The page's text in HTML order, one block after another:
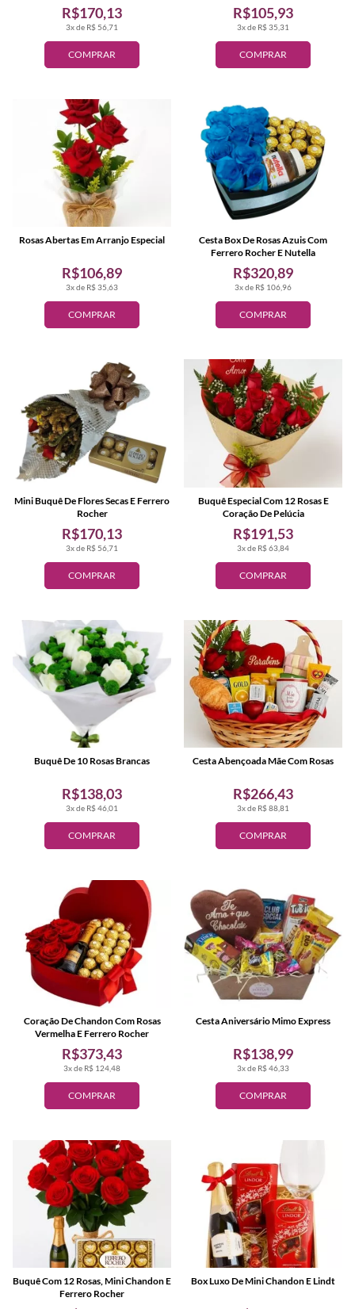
COMPRAR
3x de R$ 56,71
R$170,13
COMPRAR
3x de R$ 35,31
R$105,93
COMPRAR
3x de R$ 35,63
R$106,89
Rosas Abertas Em Arranjo Especial
COMPRAR
3x de R$ 106,96
R$320,89
Cesta Box De Rosas Azuis Com
Ferrero Rocher E Nutella
COMPRAR
3x de R$ 56,71
R$170,13
Mini Buquê De Flores Secas E Ferrero
Rocher
COMPRAR
3x de R$ 63,84
R$191,53
Buquê Especial Com 12 Rosas E
Coração De Pelúcia
COMPRAR
3x de R$ 46,01
R$138,03
Buquê De 10 Rosas Brancas
COMPRAR
3x de R$ 88,81
R$266,43
Cesta Abençoada Mãe Com Rosas
COMPRAR
3x de R$ 124,48
R$373,43
Coração De Chandon Com Rosas
Vermelha E Ferrero Rocher
COMPRAR
3x de R$ 46,33
R$138,99
Cesta Aniversário Mimo Express
Buquê Com 12 Rosas, Mini Chandon E
Ferrero Rocher
Box Luxo De Mini Chandon E Lindt